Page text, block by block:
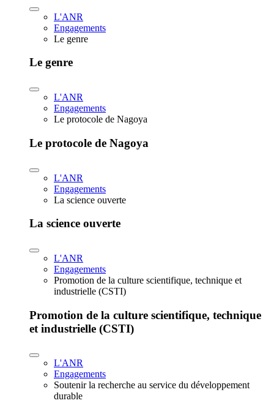
L'ANR
Engagements
Le genre
Le genre
L'ANR
Engagements
Le protocole de Nagoya
Le protocole de Nagoya
L'ANR
Engagements
La science ouverte
La science ouverte
L'ANR
Engagements
Promotion de la culture scientifique, technique et
industrielle (CSTI)
Promotion de la culture scientifique, technique
et industrielle (CSTI)
L'ANR
Engagements
Soutenir la recherche au service du développement
durable